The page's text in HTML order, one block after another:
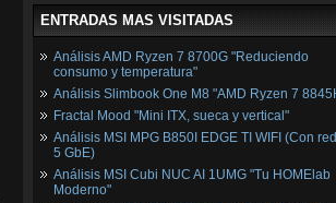
ENTRADAS MAS VISITADAS
Análisis AMD Ryzen 7 8700G "Reduciendo
consumo y temperatura"
Análisis Slimbook One M8 "AMD Ryzen 7
Fractal Mood "Mini ITX, sueca y vertical"
Análisis MSI MPG B850I EDGE TI WIFI (Con
5 GbE)
Análisis MSI Cubi NUC AI 1UMG "Tu HOMElab
Moderno"